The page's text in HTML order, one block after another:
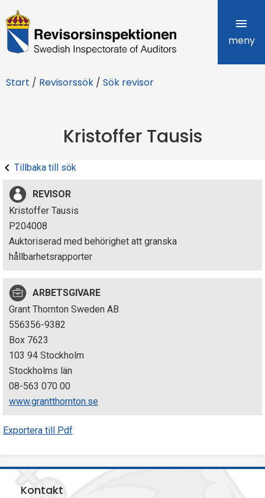
R
e
i
r
s
i
n
s
p
e
k
t
i
o
n
n
meny
Start / Revisorssök / Sök revisor
Kristoffer Tausis
Tillbaka till sök
REVISOR
Kristoffer Tausis
P204008
Auktoriserad med behörighet att granska
hållbarhetsrapporter
ARBETSGIVARE
Grant Thornton Sweden AB
556356-9382
Box 7623
103 94 Stockholm
Stockholms län
08-563 070 00
www.grantthornton.se
Exportera till Pdf
Kontakt